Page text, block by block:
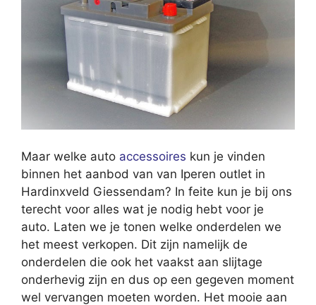
Maar welke auto accessoires kun je vinden
binnen het aanbod van van Iperen outlet in
Hardinxveld Giessendam? In feite kun je bij ons
terecht voor alles wat je nodig hebt voor je
auto. Laten we je tonen welke onderdelen we
het meest verkopen. Dit zijn namelijk de
onderdelen die ook het vaakst aan slijtage
onderhevig zijn en dus op een gegeven moment
wel vervangen moeten worden. Het mooie aan